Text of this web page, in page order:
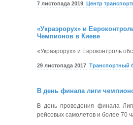
7 листопада 2019 Центр
«Украэрорух» и
Чемпионов в Киеве
«Украэрорух» и Евроконтроль
29 листопада 2017 Транспортный
В день финала лиги
В день проведения финала
рейсовых самолетов и более 70